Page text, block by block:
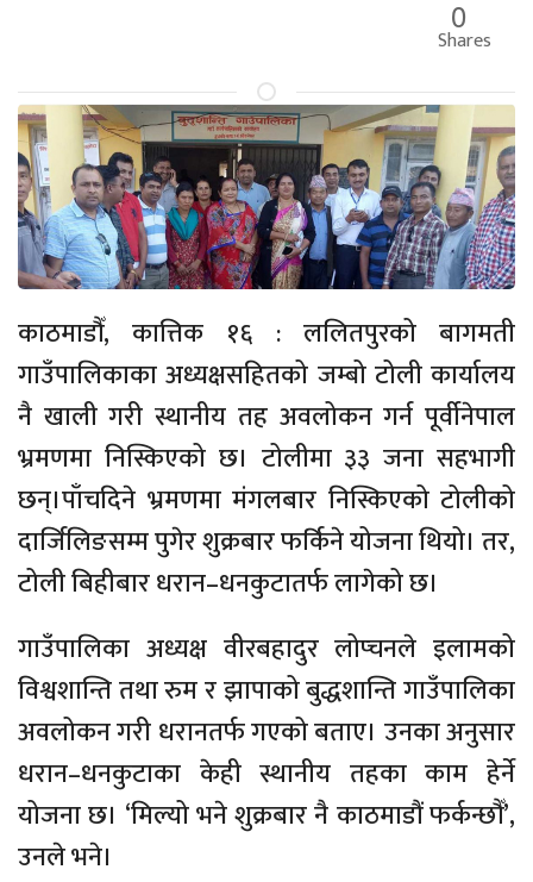
0
Shares
काठमाडौँ, कात्तिक १६ : ललितपुरको बागमती
गाउँपालिकाका अध्यक्षसहितको जम्बो टोली कार्यालय
नै खाली गरी स्थानीय तह अवलोकन गर्न पूर्वीनेपाल
भ्रमणमा निस्किएको छ। टोलीमा ३३ जना सहभागी
छन्।पाँचदिने भ्रमणमा मंगलबार निस्किएको टोलीको
दार्जिलिङसम्म पुगेर शुक्रबार फर्किने योजना थियो। तर,
टोली बिहीबार धरान–धनकुटातर्फ लागेको छ।
गाउँपालिका अध्यक्ष वीरबहादुर लोप्चनले इलामको
विश्वशान्ति तथा रुम र झापाको बुद्धशान्ति गाउँपालिका
अवलोकन गरी धरानतर्फ गएको बताए। उनका अनुसार
धरान–धनकुटाका केही स्थानीय तहका काम हेर्ने
योजना छ। ‘मिल्यो भने शुक्रबार नै काठमाडौं फर्कन्छौँ’,
उनले भने।